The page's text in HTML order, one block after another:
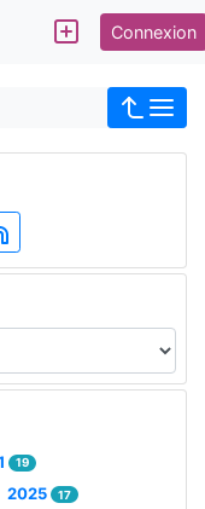
Connexion
19
2025 17